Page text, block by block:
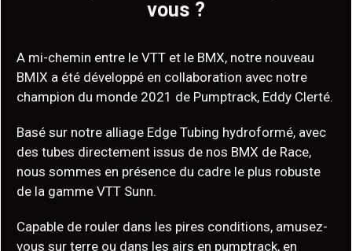
vous ?
A mi-chemin entre le VTT et le BMX, notre nouveau
BMIX a été développé en collaboration avec notre
champion du monde 2021 de Pumptrack, Eddy Clerté.
Basé sur notre alliage Edge Tubing hydroformé, avec
des tubes directement issus de nos BMX de Race,
nous sommes en présence du cadre le plus robuste
de la gamme VTT Sunn.
Capable de rouler dans les pires conditions, amusez-
vous sur terre ou dans les airs en pumptrack, en